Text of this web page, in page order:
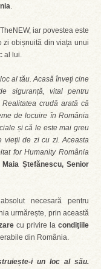
.
iar povestea este
zi obișnuită din viața unui
al lui.
al tău. Acasă înveți cine
siguranță, vital pentru
crudă arată că
de locuire în România
și că le este mai greu
vieții de zi cu zi. Aceasta
for Humanity România
Maia Ștefănescu, Senior
necesară pentru
urmărește, prin această
cu privire lacondiţiile
din România.
i un loc al său.